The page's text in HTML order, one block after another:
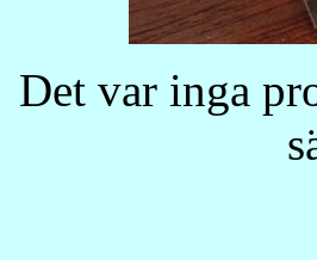
Det var inga